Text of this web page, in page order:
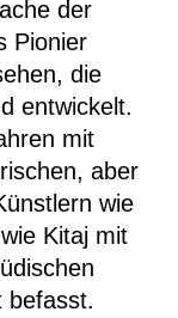
der
Pionier
die
entwickelt.
mit
aber
wie
Kitaj mit
befasst.